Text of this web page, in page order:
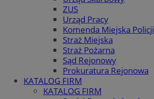
ZUS
Urząd Pracy
Komenda Miejska Policji
Straż Miejska
Straż Pożarna
Sąd Rejonowy
Prokuratura Rejonowa
KATALOG FIRM
KATALOG FIRM